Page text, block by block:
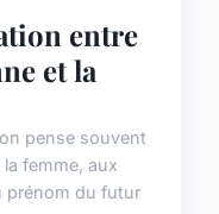
entre
et la
pense souvent
femme, aux
prénom du futur